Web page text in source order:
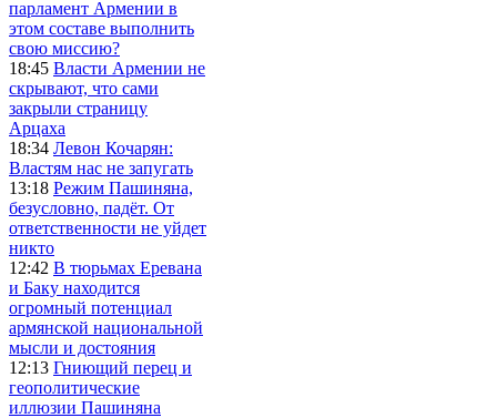
парламент Армении в
этом составе выполнить
свою миссию?
18:45 Власти Армении не
скрывают, что сами
закрыли страницу
Арцаха
18:34 Левон Кочарян:
Властям нас не запугать
13:18 Режим Пашиняна,
безусловно, падёт. От
ответственности не уйдет
никто
12:42 В тюрьмах Еревана
и Баку находится
огромный потенциал
армянской национальной
мысли и достояния
12:13 Гниющий перец и
геополитические
иллюзии Пашиняна